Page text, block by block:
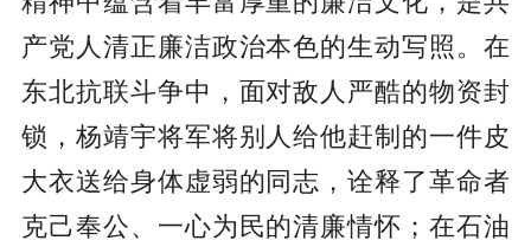
产党人清正廉洁政治本色的生动写照。在
东北抗联斗争中，面对敌人严酷的物资封
锁，杨靖宇将军将别人给他赶制的一件皮
大衣送给身体虚弱的同志，诠释了革命者
克己奉公、一心为民的清廉情怀；在石油